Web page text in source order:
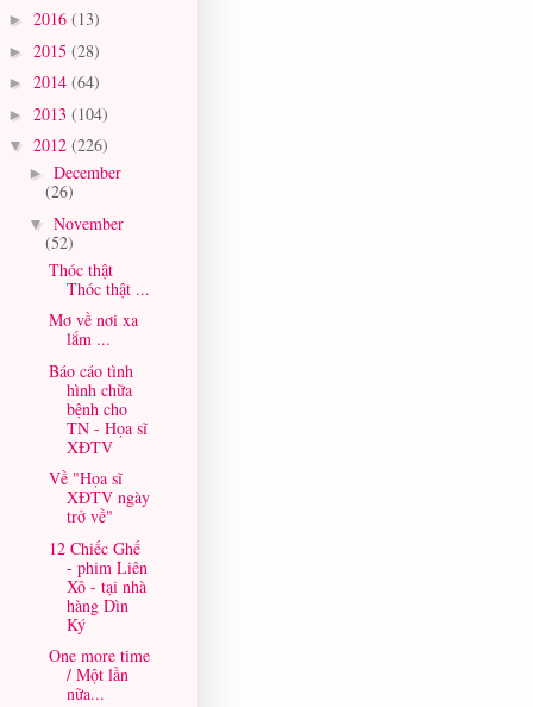
► 2016 (13)
► 2015 (28)
► 2014 (64)
► 2013 (104)
▼ 2012 (226)
► December
(26)
▼
November
(52)
Thóc thật
Thóc thật ...
Mơ về nơi xa
lắm ...
Báo cáo tình
hình chữa
bệnh cho
TN - Họa sĩ
XĐTV
Về "Họa sĩ
XĐTV ngày
trở về"
12 Chiếc Ghế
- phim Liên
Xô - tại nhà
hàng Dìn
Ký
One more time
/ Một lần
nữa...